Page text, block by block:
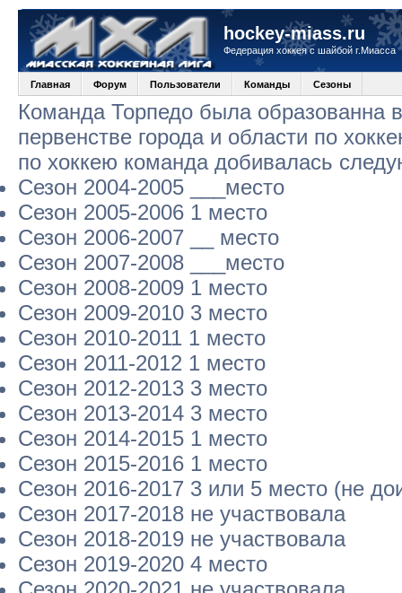
hockey-miass.ru
Федерация хоккея с шайбой г.Миасса
Главная Форум Пользователи Команды Сезоны
Команда Торпедо была образованна
первенстве города и области по
по хоккею команда добивалась
Сезон 2004-2005 ___место
Сезон 2005-2006 1 место
Сезон 2006-2007 __ место
Сезон 2007-2008 ___место
Сезон 2008-2009 1 место
Сезон 2009-2010 3 место
Сезон 2010-2011 1 место
Сезон 2011-2012 1 место
Сезон 2012-2013 3 место
Сезон 2013-2014 3 место
Сезон 2014-2015 1 место
Сезон 2015-2016 1 место
Сезон 2016-2017 3 или 5 место (не
Сезон 2017-2018 не участвовала
Сезон 2018-2019 не участвовала
Сезон 2019-2020 4 место